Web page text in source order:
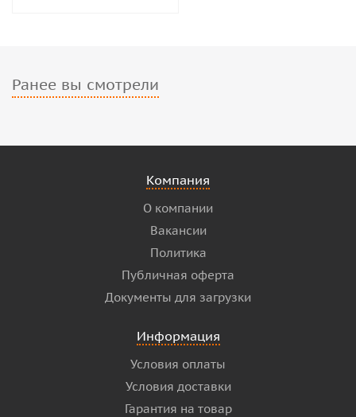
Ранее вы смотрели
Компания
О компании
Вакансии
Политика
Публичная оферта
Документы для загрузки
Информация
Условия оплаты
Условия доставки
Гарантия на товар